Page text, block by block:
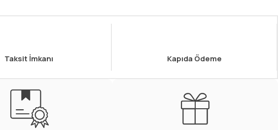
Taksit İmkanı Kapıda Ödeme